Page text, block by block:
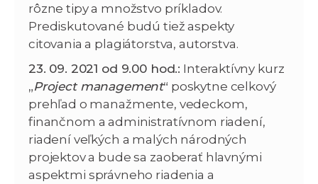
rôzne tipy a množstvo príkladov.
Prediskutované budú tiež aspekty
citovania a plagiátorstva, autorstva.
23. 09. 2021 od 9.00 hod.: Interaktívny kurz
„Project management“ poskytne celkový
prehľad o manažmente, vedeckom,
finančnom a administratívnom riadení,
riadení veľkých a malých národných
projektov a bude sa zaoberať hlavnými
aspektmi správneho riadenia a